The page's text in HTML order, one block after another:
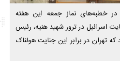
خطبه‌های نماز جمعه این هفته
اسرائیل در ترور شهید هنیه، رئیس
تهران در برابر این جنایت هولناک